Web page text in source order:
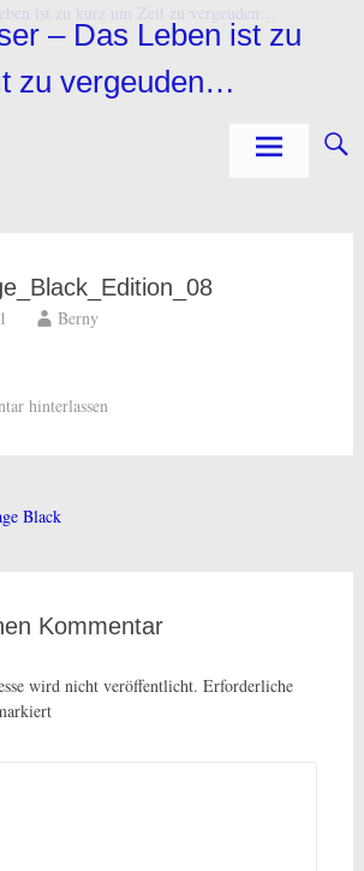
– Das Leben ist zu
zu vergeuden…
Berny
hinterlassen
Black
Kommentar
wird nicht veröffentlicht. Erforderliche